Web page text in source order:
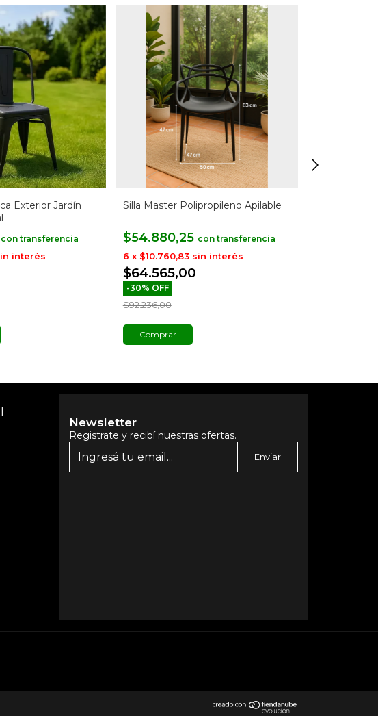
Exterior Jardín
con
interés
Silla Master Polipropileno Apilable
$54.880,25 con
$64.565,00
-30% OFF
$92.236,00
6 x $10.760,83 sin interés
Comprar
Newsletter
Registrate y recibí nuestras ofertas.